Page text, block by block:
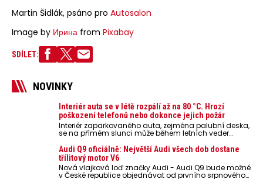
Martin Šidlák, psáno pro Autosalon
Image by Ирина from Pixabay
SDÍLET:
NOVINKY
Interiér auta se v létě rozpálí až na 80 °C. Hrozí
poškození telefonů nebo dokonce jejich požár
Interiér zaparkovaného auta, zejména palubní deska,
se na přímém slunci může během letních veder
nebezpečí pro odložené mobilní telefony, powerbanky
nebo notebooky. Můžou urychlit stárnutí baterií,
poškodit elektroniku a ve výjimečných případech i
zvýšit riziko požáru.
Audi Q9 oficiálně: Největší Audi všech dob dostane
třílitový motor V6
Nová vlajková loď značky Audi - Audi Q9 bude možné
v České republice objednávat od prvního srpnového